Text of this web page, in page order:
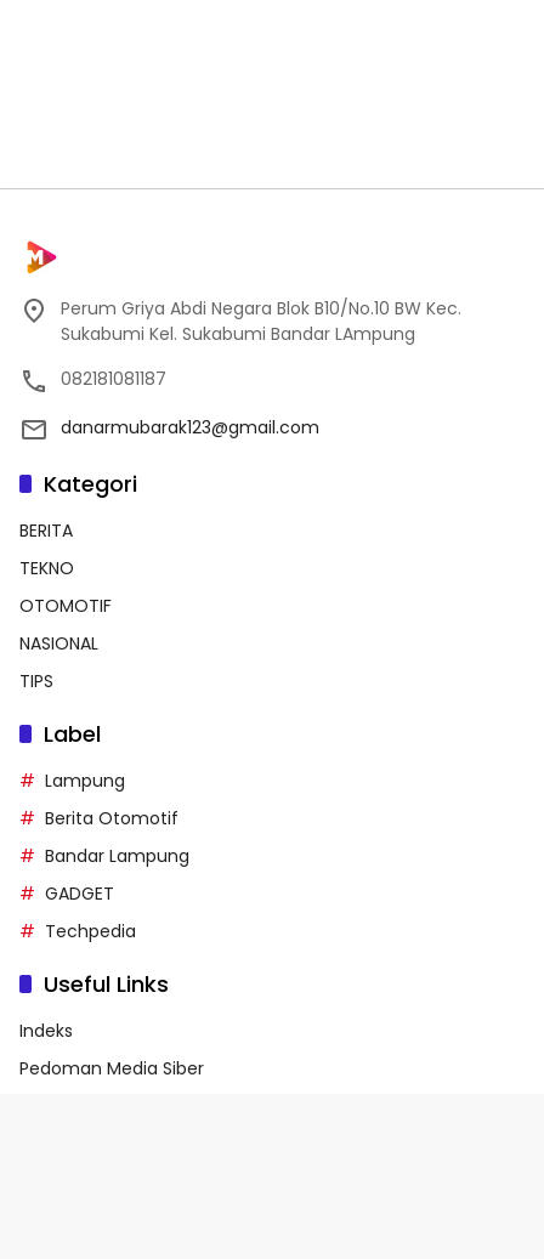
Perum Griya Abdi Negara Blok B10/No.10 BW Kec.
Sukabumi Kel. Sukabumi Bandar LAmpung
082181081187
danarmubarak123@gmail.com
Kategori
BERITA
TEKNO
OTOMOTIF
NASIONAL
TIPS
Label
Lampung
Berita Otomotif
Bandar Lampung
GADGET
Techpedia
Useful Links
Indeks
Pedoman Media Siber